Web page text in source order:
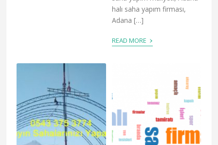
halı saha yapım firması,
Adana […]
READ MORE ›